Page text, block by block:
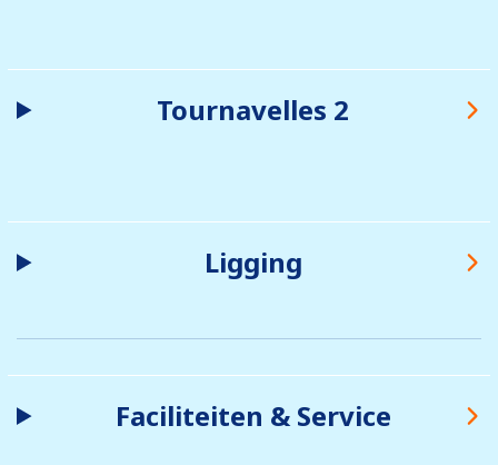
Tournavelles 2
Ligging
Faciliteiten & Service